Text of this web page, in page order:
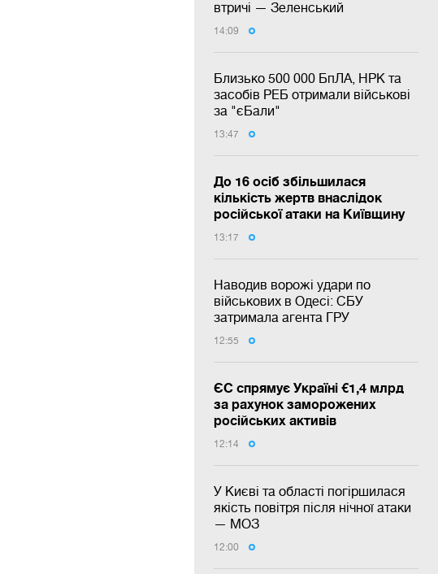
втричі — Зеленський
14:09
Близько 500 000 БпЛА, НРК та
засобів РЕБ отримали військові
за "єБали"
13:47
До 16 осіб збільшилася
кількість жертв внаслідок
російської атаки на Київщину
13:17
Наводив ворожі удари по
військових в Одесі: СБУ
затримала агента ГРУ
12:55
ЄС спрямує Україні €1,4 млрд
за рахунок заморожених
російських активів
12:14
У Києві та області погіршилася
якість повітря після нічної атаки
— МОЗ
12:00